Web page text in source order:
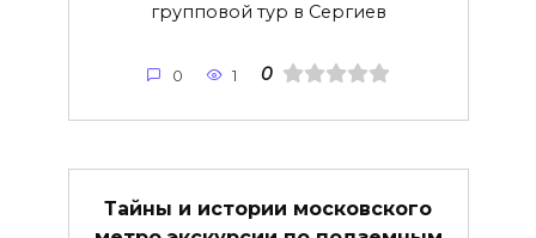
групповой тур в Сергиев
0 1 0
Тайны и истории московского